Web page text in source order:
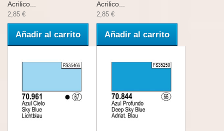
Acrilico...
2,85 €
Añadir al carrito
Acrilico...
2,85 €
Añadir al carrito